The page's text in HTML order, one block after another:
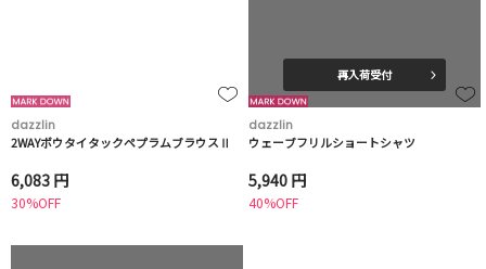
dazzlin
2WAYボウタイタックペプラムブラウスⅡ
6,083 円
30%OFF
再入荷受付
dazzlin
ウェーブフリルショートシャツ
5,940 円
40%OFF